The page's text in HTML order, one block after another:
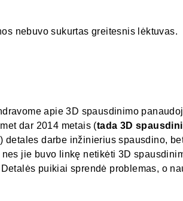
nebuvo sukurtas greitesnis lėktuvas.
apie 3D spausdinimo
dar 2014 metais (tada 3D
) detales darbe inžinierius spausdino,
nes jie buvo linkę netikėti 3D
puikiai sprendė problemas, o